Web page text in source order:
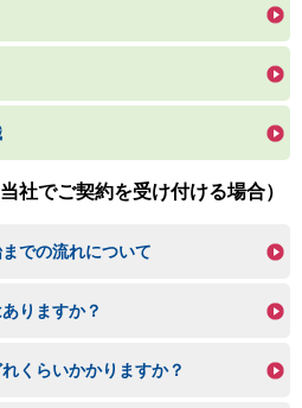
社でご契約を受け付ける場合）
での流れについて
りますか？
くらいかかりますか？